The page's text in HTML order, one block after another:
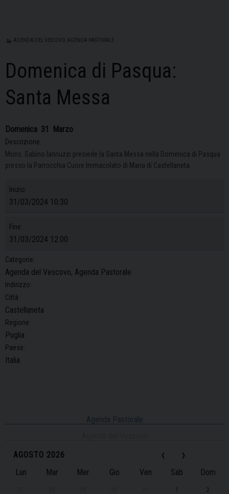
AGENDA DEL VESCOVO AGENDA PASTORALE
Domenica di Pasqua:
Santa Messa
Domenica 31 Marzo
Descrizione:
Mons. Sabino Iannuzzi presiede la Santa Messa nella Domenica di Pasqua
presso la Parrocchia Cuore Immacolato di Maria di Castellaneta.
Inizio:
31/03/2024 10:30
Fine:
31/03/2024 12:00
Categorie:
Agenda del Vescovo, Agenda Pastorale
Indirizzo:
Città:
Castellaneta
Regione:
Puglia
Paese:
Italia
Agenda Pastorale
‹
AGOSTO 2026 ›
Lun Mar Mer Gio Ven Sab Dom
1 2